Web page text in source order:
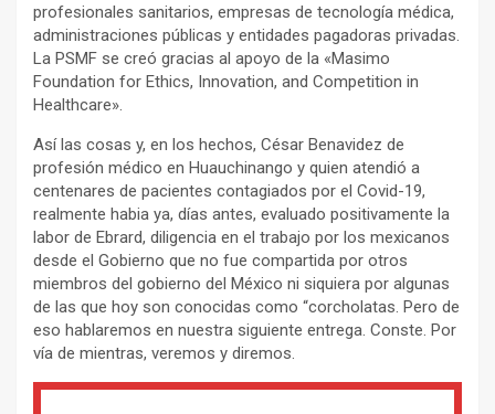
profesionales sanitarios, empresas de tecnología médica,
administraciones públicas y entidades pagadoras privadas.
La PSMF se creó gracias al apoyo de la «Masimo
Foundation for Ethics, Innovation, and Competition in
Healthcare».
Así las cosas y, en los hechos, César Benavidez de
profesión médico en Huauchinango y quien atendió a
centenares de pacientes contagiados por el Covid-19,
realmente habia ya, días antes, evaluado positivamente la
labor de Ebrard, diligencia en el trabajo por los mexicanos
desde el Gobierno que no fue compartida por otros
miembros del gobierno del México ni siquiera por algunas
de las que hoy son conocidas como “corcholatas. Pero de
eso hablaremos en nuestra siguiente entrega. Conste. Por
vía de mientras, veremos y diremos.